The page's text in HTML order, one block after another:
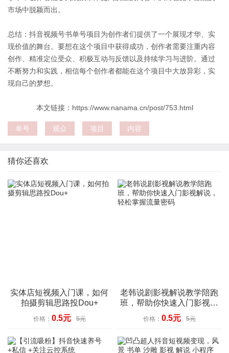
市场中脱颖而出。
总结：抖音视频号书单号项目为创作者们提供了一个展现才华、实
现价值的舞台。要想在这个项目中获得成功，创作者需要注重内容
创作、精准定位受众、积极互动与反馈以及持续学习与进阶。通过
不断努力和实践，相信每个创作者都能在这个项目中大放异彩，实
现自己的梦想。
本文链接：https://www.nanama.cn/post/753.html
单号 观众 项目 内容
猜你还喜欢
实体店短视频入门课，如何
拍摄剪辑思路投Dou+
价格： 0.5元 5元
老韩说剧影视解说教学陪跑
班，帮助你快速入门影视解
说，轻松掌握流量密码
价格： 0.5元 5元